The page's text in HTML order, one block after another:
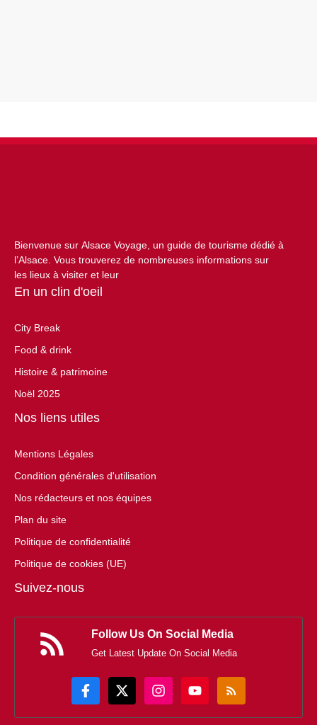
Bienvenue sur Alsace Voyage, un guide de tourisme dédié à
l’Alsace. Vous trouverez de nombreuses informations sur
les lieux à visiter et leur
En un clin d'oeil
City Break
Food & drink
Histoire & patrimoine
Noël 2025
Nos liens utiles
Mentions Légales
Condition générales d'utilisation
Nos rédacteurs et nos équipes
Plan du site
Politique de confidentialité
Politique de cookies (UE)
Suivez-nous
Follow Us On Social Media
Get Latest Update On Social Media